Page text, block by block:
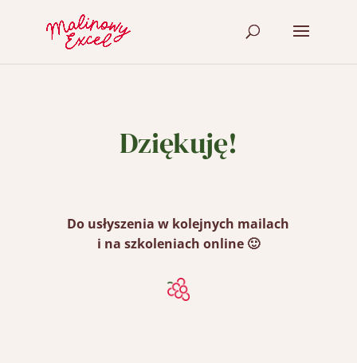
Dziękuję!
Do usłyszenia w kolejnych mailach
i na szkoleniach online 🙂